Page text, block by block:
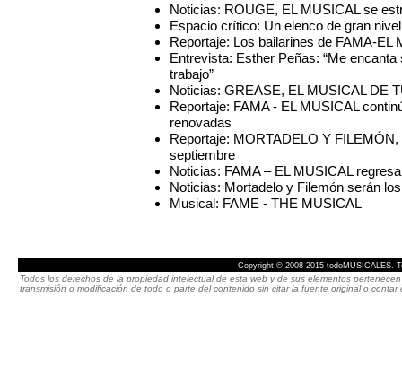
Noticias: ROUGE, EL MUSICAL se
Espacio crítico: Un elenco de gran
Reportaje: Los bailarines de FAMA-EL
Entrevista: Esther Peñas: “Me
trabajo”
Noticias: GREASE, EL MUSICAL DE
Reportaje: FAMA - EL MUSICAL
renovadas
Reportaje: MORTADELO Y
septiembre
Noticias: FAMA – EL MUSICAL
Noticias: Mortadelo y Filemón serán
Musical: FAME - THE MUSICAL
Copyright © 2008-2015 todoMUSICALES.
Todos los derechos de la propiedad intelectual de esta web y de sus elementos
transmisión o modificación de todo o parte del contenido sin citar la fuente original o